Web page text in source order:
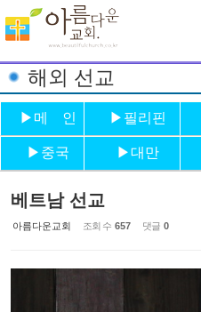
해외 선교
▶메 인 ▶필리핀
▶중국 ▶대만
베트남 선교
아름다운교회 조회 수 657 댓글 0